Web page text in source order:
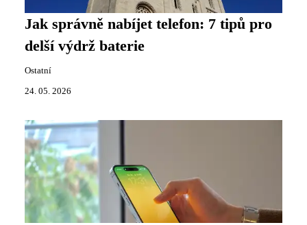
Jak správně nabíjet telefon: 7 tipů pro
delší výdrž baterie
Ostatní
24. 05. 2026